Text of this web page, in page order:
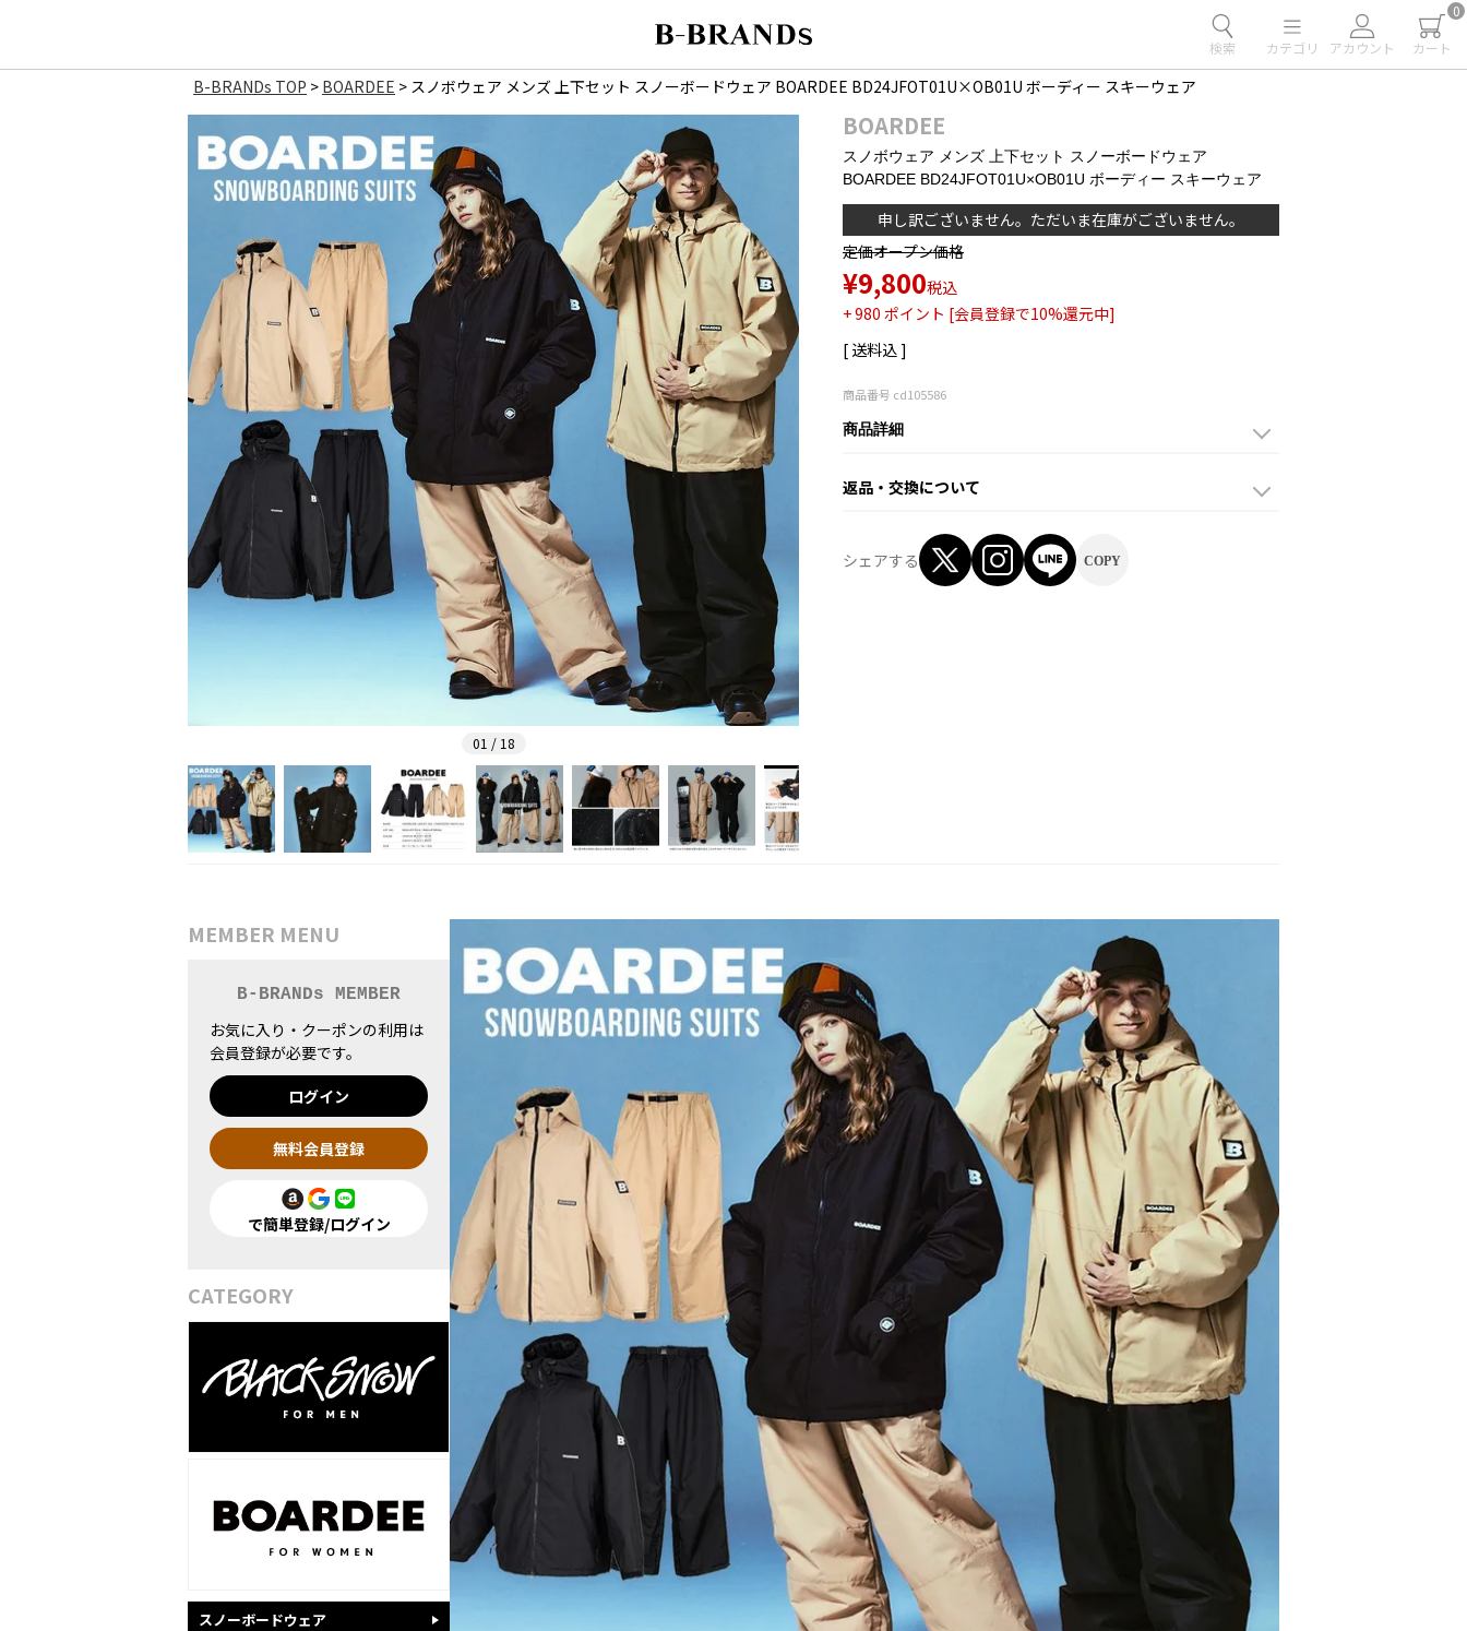
検索 カテゴリ アカウント
0
カート
B-BRANDs TOP BOARDEE スノボウェア メンズ 上下セット スノーボードウェア BOARDEE BD24JFOT01U×OB01U ボーディー スキーウェア
01 / 18
BOARDEE
スノボウェア メンズ 上下セット スノーボードウェア
BOARDEE BD24JFOT01U×OB01U ボーディー スキーウェア
申し訳ございません。ただいま在庫がございません。
定価オープン価格
¥9,800税込
+980 ポイント [会員登録で10%還元中]
送料込
商品番号 cd105586
商品詳細
返品・交換について
シェアする
MEMBER MENU
B-BRANDs MEMBER
お気に入り・クーポンの利用は
会員登録が必要です。
ログイン
無料会員登録
で簡単登録/ログイン
CATEGORY
スノーボードウェア